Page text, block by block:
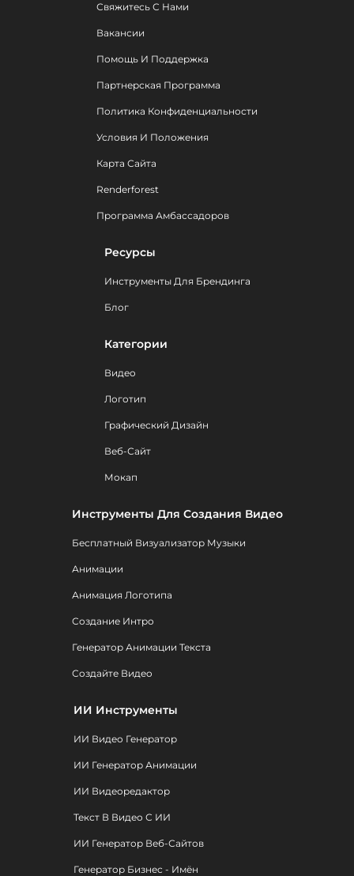
Свяжитесь С Нами
Вакансии
Помощь И Поддержка
Партнерская Программа
Политика Конфиденциальности
Условия И Положения
Карта Сайта
Renderforest
Программа Амбассадоров
Ресурсы
Инструменты Для Брендинга
Блог
Категории
Видео
Логотип
Графический Дизайн
Веб-Сайт
Мокап
Инструменты Для Создания Видео
Бесплатный Визуализатор Музыки
Анимации
Анимация Логотипа
Создание Интро
Генератор Анимации Текста
Создайте Видео
ИИ Инструменты
ИИ Видео Генератор
ИИ Генератор Анимации
ИИ Видеоредактор
Текст В Видео С ИИ
ИИ Генератор Веб-Сайтов
Генератор Бизнес - Имён